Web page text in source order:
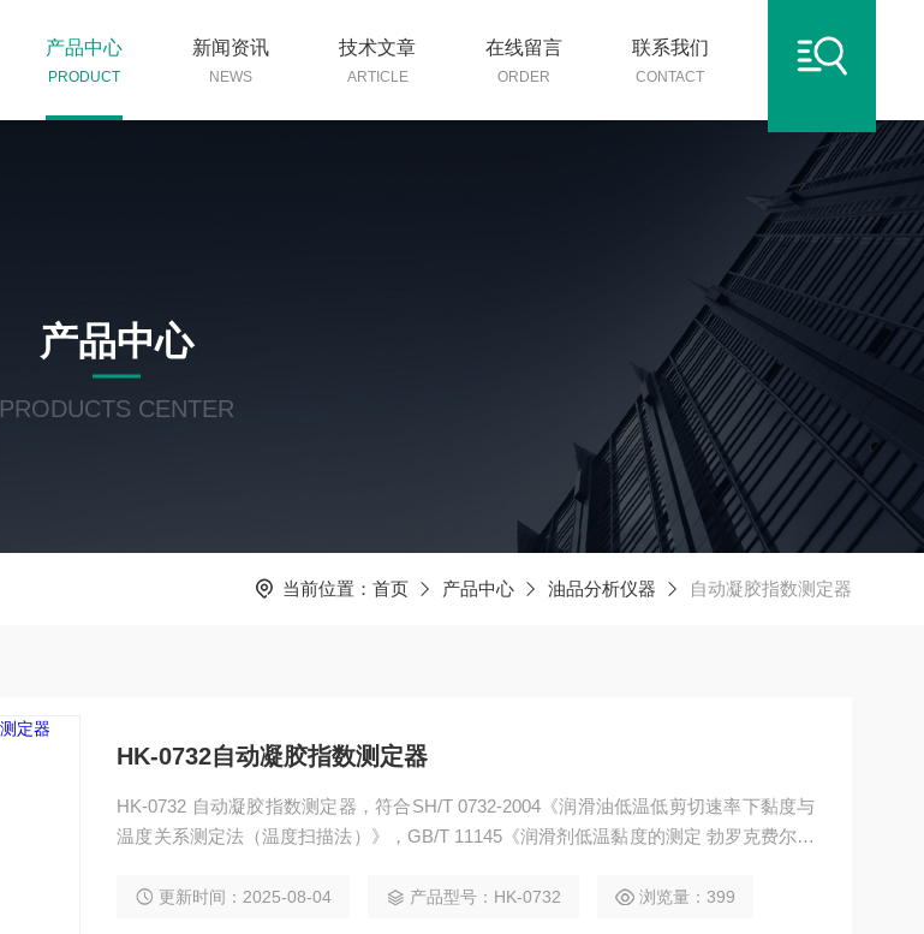
产品中心
PRODUCT
新闻资讯
NEWS
技术文章
ARTICLE
在线留言
ORDER
联系我们
CONTACT
产品中心
PRODUCTS CENTER
当前位置： 首页 产品中心 油品分析仪器 自动凝胶指数测定器
HK-0732自动凝胶指数测定器
HK-0732 自动凝胶指数测定器，符合SH/T 0732-2004《润滑油低温低剪切速率下黏度与
温度关系测定法（温度扫描法）》，GB/T 11145《润滑剂低温黏度的测定 勃罗克费尔特
度，表观黏度，凝胶指数，凝胶指数温度，一台仪器进行多种试验。
更新时间：2025-08-04 产品型号：HK-0732 浏览量：399